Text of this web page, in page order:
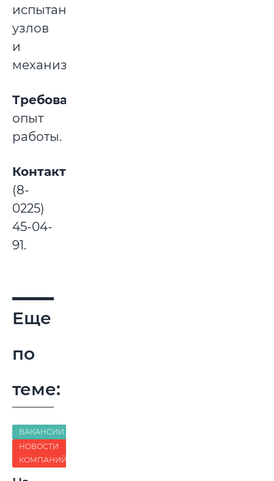
испытания
узлов
и
механизмов.
Требования:
опыт
работы.
Контакты:
(8-
0225)
45-04-
91.
Еще
по
теме:
ВАКАНСИИ
НОВОСТИ
КОМПАНИЙ